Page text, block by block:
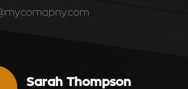
Sarah Thompson